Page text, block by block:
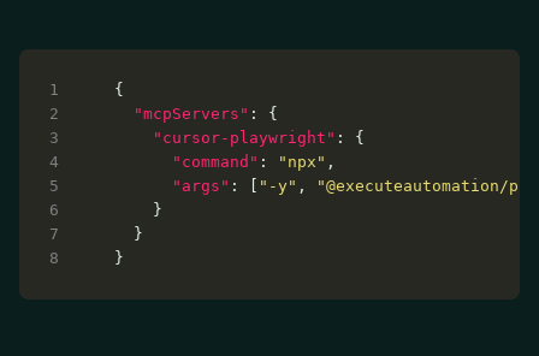
"mcpServers"
"cursor-playwright"
"command" : "npx"
"args" : [ "-y" ,
"@executeautomation/